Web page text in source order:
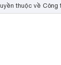
thuộc về Công